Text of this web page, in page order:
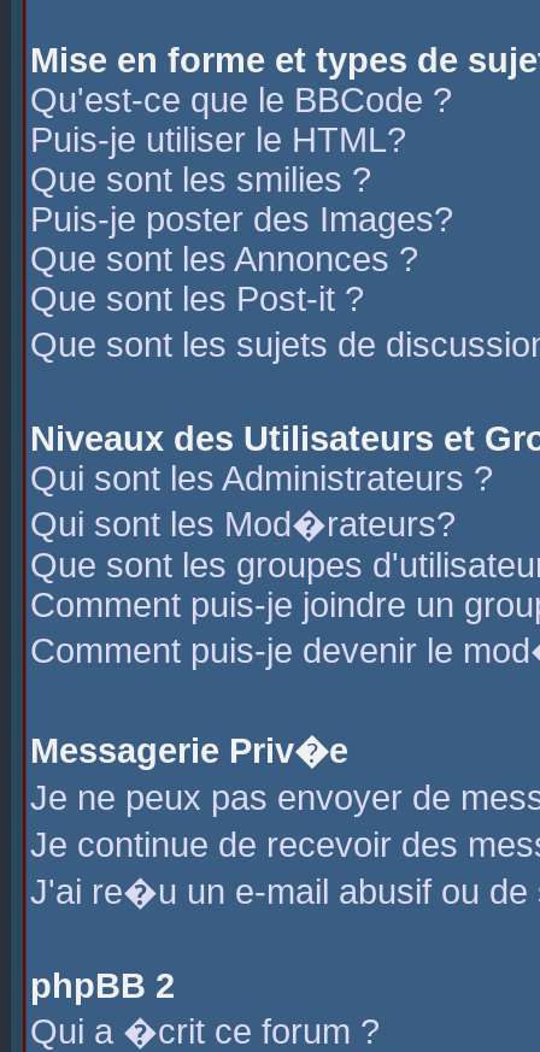
Mise en forme et types de
Qu'est-ce que le BBCode ?
Puis-je utiliser le HTML?
Que sont les smilies ?
Puis-je poster des Images?
Que sont les Annonces ?
Que sont les Post-it ?
Que sont les sujets de
Niveaux des Utilisateurs et
Qui sont les Administrateurs ?
Qui sont les Mod�rateurs?
Que sont les groupes
Comment puis-je joindre un
Comment puis-je devenir le
Messagerie Priv�e
Je ne peux pas envoyer de
Je continue de recevoir des
J'ai re�u un e-mail abusif ou de
phpBB 2
Qui a �crit ce forum ?